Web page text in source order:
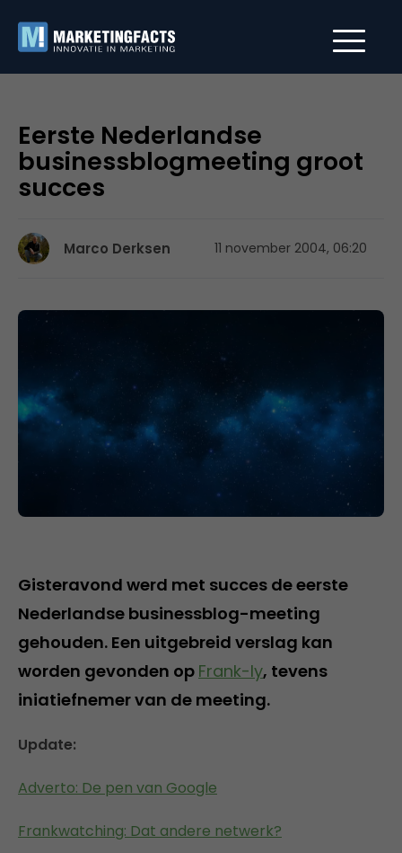
Eerste Nederlandse
businessblogmeeting groot
succes
Marco Derksen 11 november 2004, 06:20
Gisteravond werd met succes de eerste
Nederlandse businessblog-meeting
gehouden. Een uitgebreid verslag kan
worden gevonden op Frank-ly, tevens
iniatiefnemer van de meeting.
Update:
Adverto: De pen van Google
Frankwatching: Dat andere netwerk?